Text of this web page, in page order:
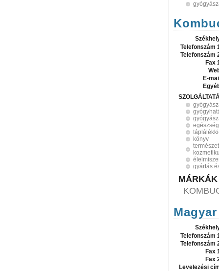
Telefonszám
Telefonszám
Fax
E-
könyv
gyártás
MÁRKÁK
Telefonszám
Telefonszám
Fax
Fax
Levelezési